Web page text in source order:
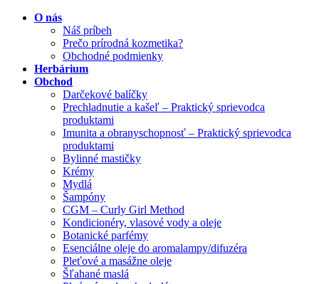
O nás
Náš príbeh
Prečo prírodná kozmetika?
Obchodné podmienky
Herbárium
Obchod
Darčekové balíčky
Prechladnutie a kašeľ – Praktický sprievodca
produktami
Imunita a obranyschopnosť – Praktický sprievodca
produktami
Bylinné mastičky
Krémy
Mydlá
Šampóny
CGM – Curly Girl Method
Kondicionéry, vlasové vody a oleje
Botanické parfémy
Esenciálne oleje do aromalampy/difuzéra
Pleťové a masážne oleje
Šľahané maslá